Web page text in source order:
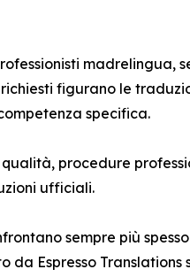
madrelingua,
figurano le
specifica.
procedure
ufficiali.
sempre più
Espresso